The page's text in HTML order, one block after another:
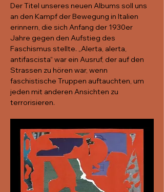
Der Titel unseres neuen Albums soll uns
an den Kampf der Bewegung in Italien
erinnern, die sich Anfang der 1930er
Jahre gegen den Aufstieg des
Faschismus stellte. „Alerta, alerta,
antifascista“ war ein Ausruf, der auf den
Strassen zu hören war, wenn
faschistische Truppen auftauchten, um
jeden mit anderen Ansichten zu
terrorisieren.